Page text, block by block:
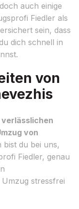
auch einige
Fiedler als
sein, dass
dich schnell in
von
von
bist du bei uns,
Fiedler, genau
stressfrei